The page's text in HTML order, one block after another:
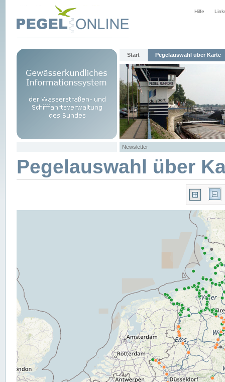
Hilfe
Start Pegelauswahl über Karte
Newsletter
Pegelauswahl über